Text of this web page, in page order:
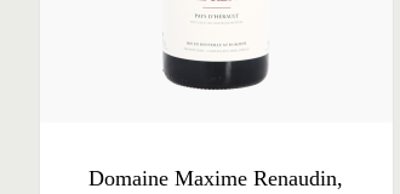
Domaine Maxime Renaudin,